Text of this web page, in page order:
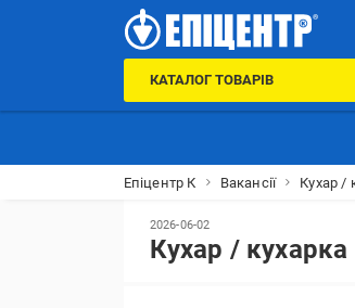
КАТАЛОГ ТОВАРІВ
Епіцентр К Вакансії Кухар /
2026-06-02
Кухар / кухарка